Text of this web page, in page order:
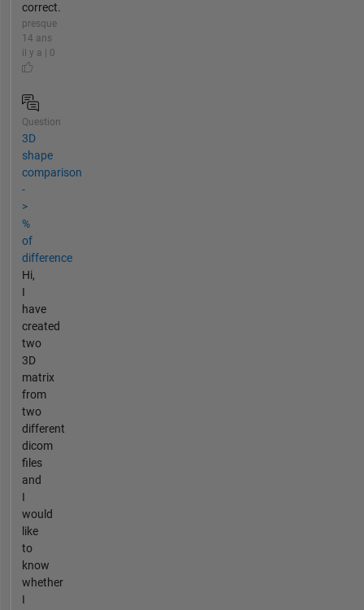
correct.
presque
14 ans
il y a | 0
Question
3D
shape
comparison
-
>
%
of
difference
Hi,
I
have
created
two
3D
matrix
from
two
different
dicom
files
and
I
would
like
to
know
whether
I